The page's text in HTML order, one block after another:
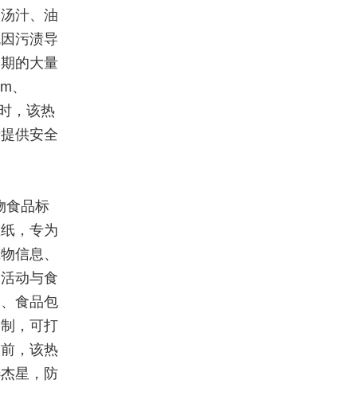
汁、油
污渍导
的大量
、
，该热
供安全
食品标
，专为
信息、
动与食
食品包
，可打
，该热
星，防